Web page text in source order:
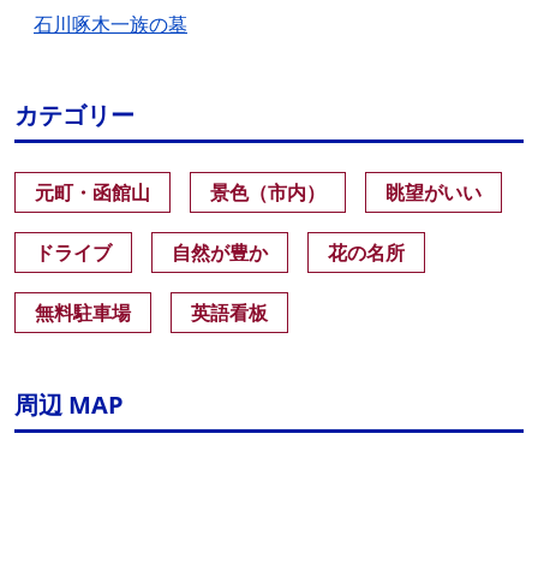
石川啄木一族の墓
カテゴリー
元町・函館山 景色（市内） 眺望がいい
ドライブ 自然が豊か 花の名所
無料駐車場 英語看板
周辺 MAP